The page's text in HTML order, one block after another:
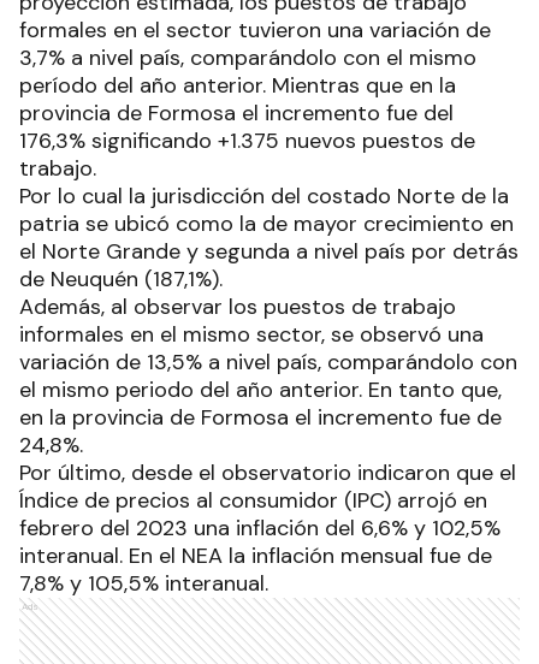
En el tercer trimestre del 2022, en base a la
proyección estimada, los puestos de trabajo
formales en el sector tuvieron una variación de
3,7% a nivel país, comparándolo con el mismo
período del año anterior. Mientras que en la
provincia de Formosa el incremento fue del
176,3% significando +1.375 nuevos puestos de
trabajo.
Por lo cual la jurisdicción del costado Norte de la
patria se ubicó como la de mayor crecimiento en
el Norte Grande y segunda a nivel país por detrás
de Neuquén (187,1%).
Además, al observar los puestos de trabajo
informales en el mismo sector, se observó una
variación de 13,5% a nivel país, comparándolo con
el mismo periodo del año anterior. En tanto que,
en la provincia de Formosa el incremento fue de
24,8%.
Por último, desde el observatorio indicaron que el
Índice de precios al consumidor (IPC) arrojó en
febrero del 2023 una inflación del 6,6% y 102,5%
interanual. En el NEA la inflación mensual fue de
7,8% y 105,5% interanual.
Ads